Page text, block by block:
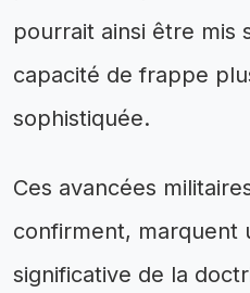
pourrait ainsi être mis
capacité de frappe
sophistiquée.
Ces avancées
confirment, marquent
significative de la